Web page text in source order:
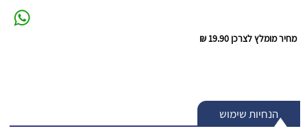
מחיר מומלץ לצרכן 19.90 ₪
הנחיות שימוש